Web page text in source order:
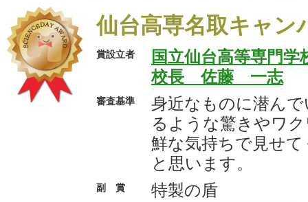
仙台高専名取キャン
賞設立者
国立仙台高等専門
校長 佐藤 一志
審査基準
身近なものに潜ん
るような驚きやワ
鮮な気持ちで見せ
と思います。
副 賞 特製の盾